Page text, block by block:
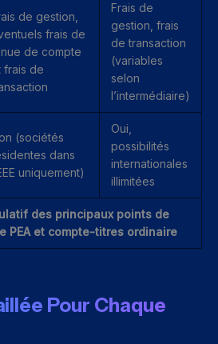
de gestion,
frais de
de compte
frais de
Frais de
gestion, frais
de transaction
(variables
selon
l’intermédiaire)
(sociétés
dans
uniquement)
Oui,
possibilités
internationales
illimitées
des principaux points de
PEA et compte-titres ordinaire
Pour Chaque